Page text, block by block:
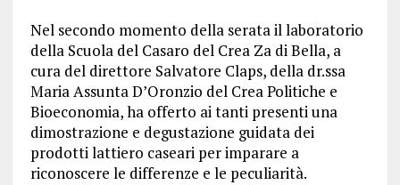
Nel secondo momento della serata il laboratorio
della Scuola del Casaro del Crea Za di Bella, a
cura del direttore Salvatore Claps, della dr.ssa
Maria Assunta D’Oronzio del Crea Politiche e
Bioeconomia, ha offerto ai tanti presenti una
dimostrazione e degustazione guidata dei
prodotti lattiero caseari per imparare a
riconoscere le differenze e le peculiarità.